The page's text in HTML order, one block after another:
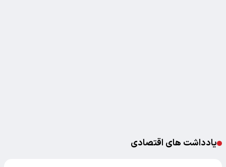
یادداشت های اقتصادی